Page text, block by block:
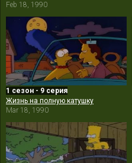
Feb 18, 1990
1 сезон - 9 серия
Жизнь на полную катушку
Mar 18, 1990